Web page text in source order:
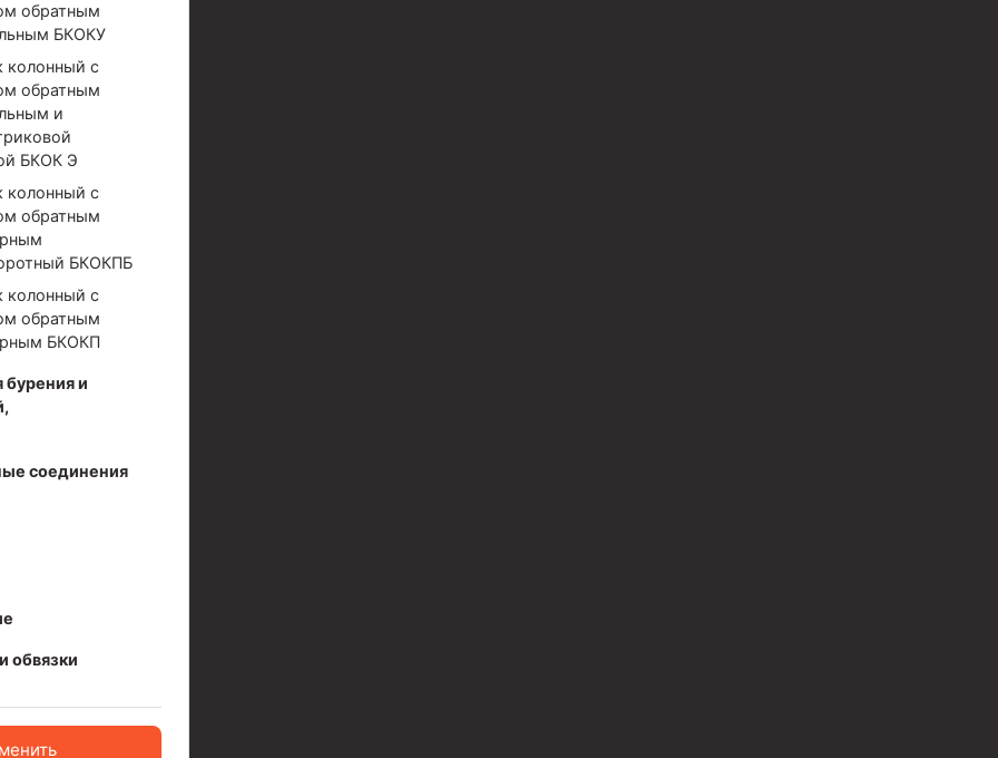
обратным
БКОКУ
колонный с
обратным
и
БКОК Э
колонный с
обратным
БКОКПБ
колонный с
обратным
БКОКП
бурения и
соединения
обвязки